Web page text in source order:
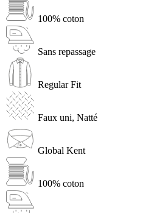
100% coton
Sans repassage
Regular Fit
Faux uni, Natté
Global Kent
100% coton